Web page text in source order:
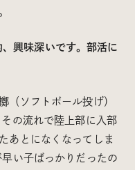
興味深いです。部活に
（ソフトボール投げ）
の流れで陸上部に入部
あとになくなってしま
い子ばっかりだったの